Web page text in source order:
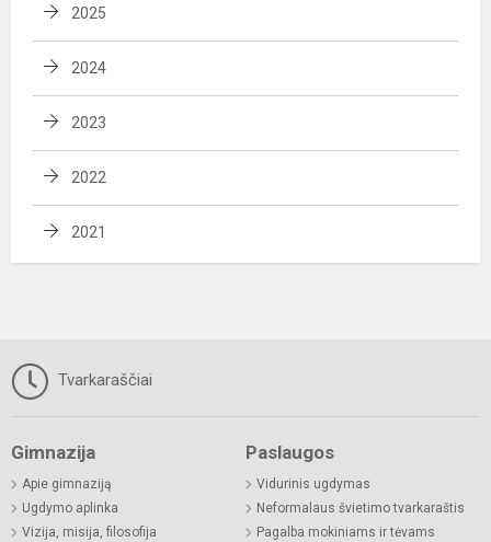
2025
2024
2023
2022
2021
Tvarkaraščiai
Gimnazija
Apie gimnaziją
Ugdymo aplinka
Vizija, misija, filosofija
Paslaugos
Vidurinis ugdymas
Neformalaus švietimo tvarkaraštis
Pagalba mokiniams ir tėvams